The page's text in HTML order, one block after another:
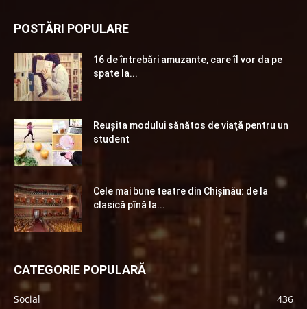
POSTĂRI POPULARE
16 de întrebări amuzante, care îl vor da pe
spate la...
Reuşita modului sănătos de viaţă pentru un
student
Cele mai bune teatre din Chişinău: de la
clasică pînă la...
CATEGORIE POPULARĂ
Social
436